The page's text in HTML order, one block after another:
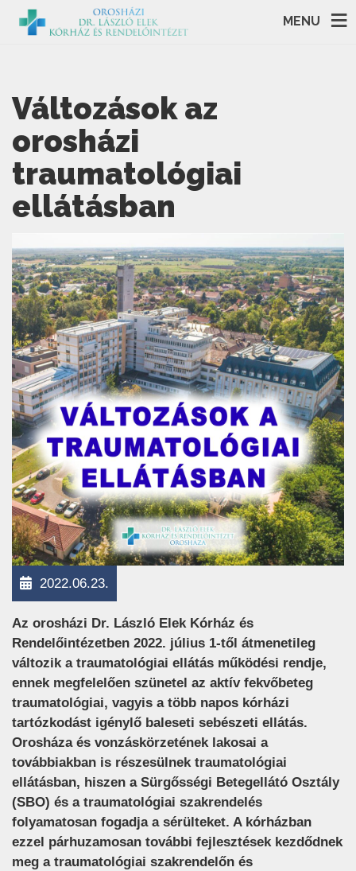
MENU
Változások az
orosházi
traumatológiai
ellátásban
2022.06.23.
Az orosházi Dr. László Elek Kórház és
Rendelőintézetben 2022. július 1-től átmenetileg
változik a traumatológiai ellátás működési rendje,
ennek megfelelően szünetel az aktív fekvőbeteg
traumatológiai, vagyis a több napos kórházi
tartózkodást igénylő baleseti sebészeti ellátás.
Orosháza és vonzáskörzetének lakosai a
továbbiakban is részesülnek traumatológiai
ellátásban, hiszen a Sürgősségi Betegellátó Osztály
(SBO) és a traumatológiai szakrendelés
folyamatosan fogadja a sérülteket. A kórházban
ezzel párhuzamosan további fejlesztések kezdődnek
meg a traumatológiai szakrendelőn és